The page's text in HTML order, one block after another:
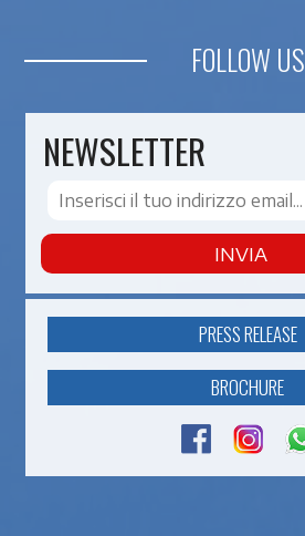
FOLLOW US
NEWSLETTER
INVIA
PRESS RELEASE
BROCHURE